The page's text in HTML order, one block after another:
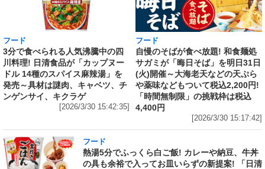
フード
3分で食べられる人気沸騰中の四
川料理! 日清食品が「カップヌー
ドル 14種のスパイス麻辣湯」を
発売～具材は謎肉、キャベツ、チ
ンゲンサイ、キクラゲ
[2026/3/30 15:42:35]
フード
自慢のそばが食べ放題! 和食麺処
サガミが「晦日そば」を明日31日
(火)開催～大海老天などの天ぷら
や薬味などもついて税込2,200円!
「時間無制限」の挑戦枠は税込
4,400円
[2026/3/30 15:17:42]
フード
熱湯5分でふっくら白ご飯! カレーや納豆、牛丼
の具も余裕で入ってお皿いらずの新提案! 「日清